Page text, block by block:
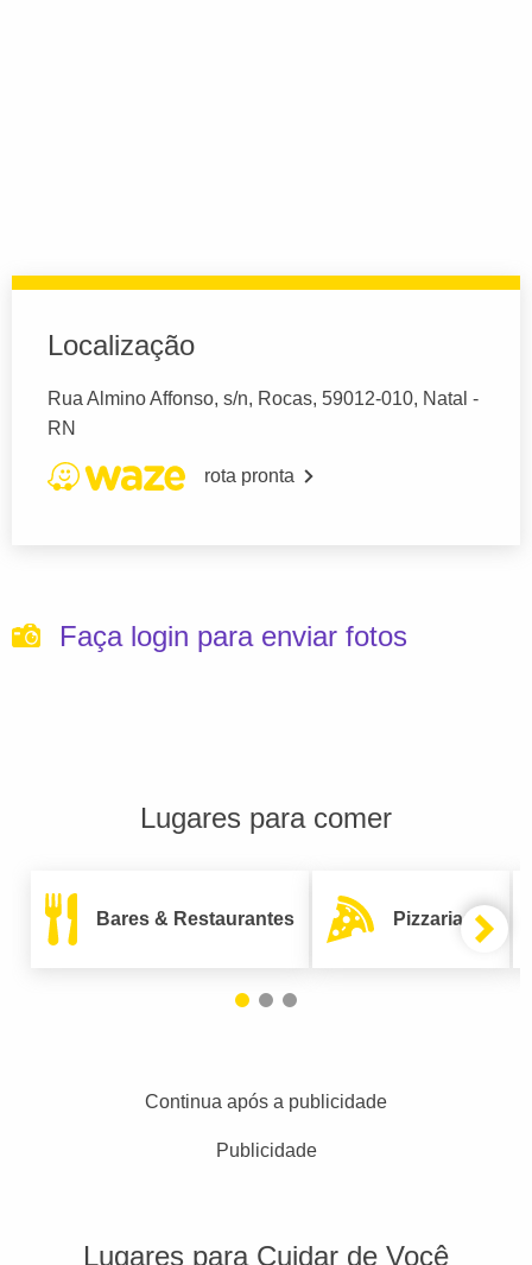
Localização
Rua Almino Affonso, s/n, Rocas, 59012-010, Natal -
RN
rota pronta
Faça login para enviar fotos
Lugares para comer
Bares & Restaurantes Pizzarias
Continua após a publicidade
Publicidade
Lugares para Cuidar de Você